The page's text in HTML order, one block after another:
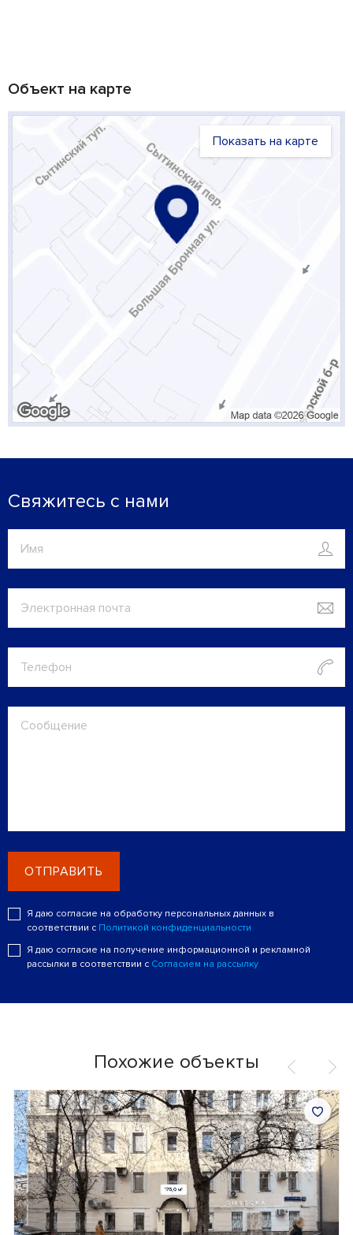
Объект на карте
Показать на карте
Свяжитесь с нами
ОТПРАВИТЬ
Я даю согласие на обработку персональных данных в
соответствии с Политикой конфиденциальности
Я даю согласие на получение информационной и рекламной
рассылки в соответствии с Согласием на рассылку
Похожие объекты